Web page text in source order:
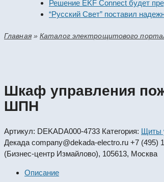
Решение EKF Connect будет
“Русский Свет” поставил надежные
Главная»Каталог электрощитового
Шкаф управления
ШПН
Артикул: DEKADA000-4733 Категория: Щиты
Декада company@dekada-electro.ru +7 (495)
(Бизнес-центр Измайлово), 105613, Москва
Описание